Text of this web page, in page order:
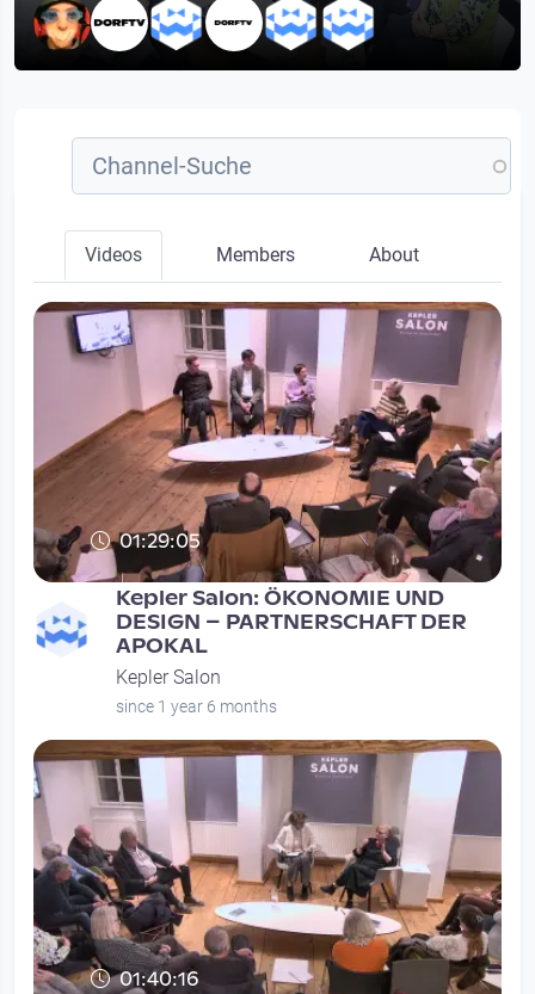
Videos Members About
01:29:05
Kepler Salon: ÖKONOMIE UND
DESIGN – PARTNERSCHAFT DER
APOKAL
Kepler Salon
since 1 year 6 months
01:40:16